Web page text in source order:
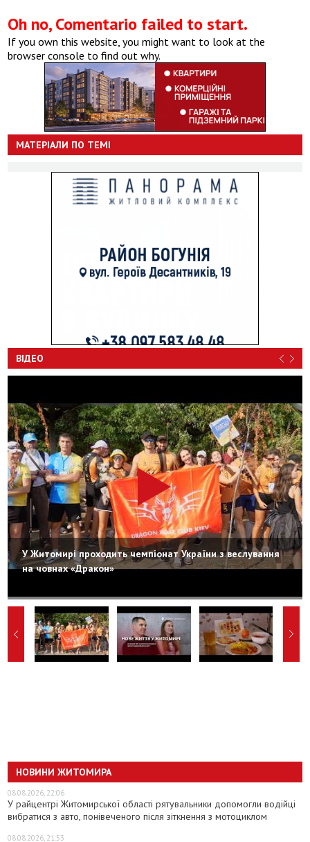
Oh no, Comentario failed to start.
If you own this website, you might want to look at the
browser console to find out why.
МАТЕРІАЛИ ПО ТЕМІ
ВІДЕО
У Житомирі проходить чемпіонат України з веслування
на човнах «Дракон»
НОВИНИ ЖИТОМИРА
08.08.2026, 22:06
У райцентрі Житомирської області рятувальники допомогли водійці
вибратися з авто, понівеченого після зіткнення з мотоциклом
08.08.2026, 21:53